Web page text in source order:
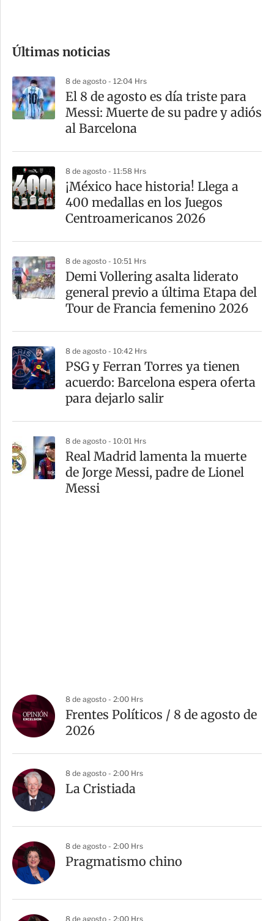
m
a
r
t
Últimas noticias
8 de agosto - 12:04 Hrs
El 8 de agosto es día triste para
Messi: Muerte de su padre y adiós
al Barcelona
8 de agosto - 11:58 Hrs
¡México hace historia! Llega a
400 medallas en los Juegos
Centroamericanos 2026
8 de agosto - 10:51 Hrs
Demi Vollering asalta liderato
general previo a última Etapa del
Tour de Francia femenino 2026
8 de agosto - 10:42 Hrs
PSG y Ferran Torres ya tienen
acuerdo: Barcelona espera oferta
para dejarlo salir
8 de agosto - 10:01 Hrs
Real Madrid lamenta la muerte
de Jorge Messi, padre de Lionel
Messi
8 de agosto - 2:00 Hrs
Frentes Políticos / 8 de agosto de
2026
8 de agosto - 2:00 Hrs
La Cristiada
8 de agosto - 2:00 Hrs
Pragmatismo chino
8 de agosto - 2:00 Hrs